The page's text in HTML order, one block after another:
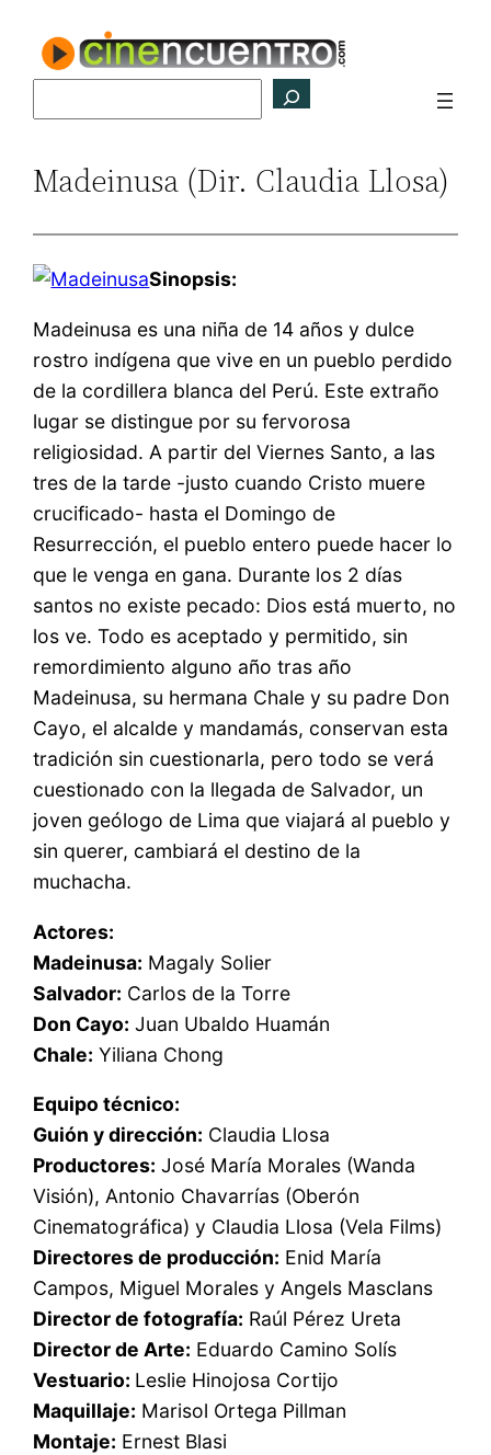
contenido
Madeinusa (Dir. Claudia Llosa)
Sinopsis:
Madeinusa es una niña de 14 años y dulce
rostro indígena que vive en un pueblo perdido
de la cordillera blanca del Perú. Este extraño
lugar se distingue por su fervorosa
religiosidad. A partir del Viernes Santo, a las
tres de la tarde -justo cuando Cristo muere
crucificado- hasta el Domingo de
Resurrección, el pueblo entero puede hacer lo
que le venga en gana. Durante los 2 días
santos no existe pecado: Dios está muerto, no
los ve. Todo es aceptado y permitido, sin
remordimiento alguno año tras año
Madeinusa, su hermana Chale y su padre Don
Cayo, el alcalde y mandamás, conservan esta
tradición sin cuestionarla, pero todo se verá
cuestionado con la llegada de Salvador, un
joven geólogo de Lima que viajará al pueblo y
sin querer, cambiará el destino de la
muchacha.
Actores:
Madeinusa: Magaly Solier
Salvador: Carlos de la Torre
Don Cayo: Juan Ubaldo Huamán
Chale: Yiliana Chong
Equipo técnico:
Guión y dirección: Claudia Llosa
Productores: José María Morales (Wanda
Visión), Antonio Chavarrías (Oberón
Cinematográfica) y Claudia Llosa (Vela Films)
Directores de producción: Enid María
Campos, Miguel Morales y Angels Masclans
Director de fotografía: Raúl Pérez Ureta
Director de Arte: Eduardo Camino Solís
Vestuario: Leslie Hinojosa Cortijo
Maquillaje: Marisol Ortega Pillman
Montaje: Ernest Blasi